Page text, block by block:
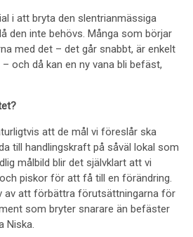
i att bryta den slentrianmässiga
den inte behövs. Många som börjar
med det – det går snabbt, är enkelt
och då kan en ny vana bli befäst,
att de mål vi föreslår ska
till handlingskraft på såväl lokal som
målbild blir det självklart att vi
piskor för att få till en förändring.
av att förbättra förutsättningarna för
som bryter snarare än befäster
Niska.